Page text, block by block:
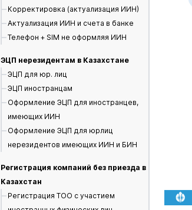
Корректировка (актуализация ИИН)
Актуализация ИИН и счета в банке
Телефон + SIM не оформляя ИИН
ЭЦП нерезидентам в Казахстане
ЭЦП для юр. лиц
ЭЦП иностранцам
Оформление ЭЦП для иностранцев,
имеющих ИИН
Оформление ЭЦП для юрлиц
нерезидентов имеющих ИИН и БИН
Регистрация компаний без приезда в
Казахстан
Регистрация ТОО с участием